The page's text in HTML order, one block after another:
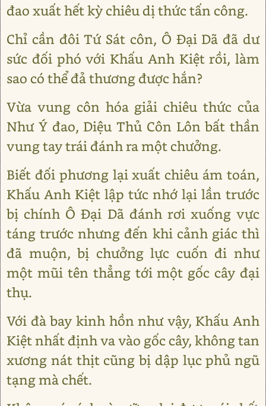
đao xuất hết kỳ chiêu dị thức tấn công.
Chỉ cần đôi Tứ Sát côn, Ô Đại Dã đã dư
sức đối phó với Khấu Anh Kiệt rồi, làm
sao có thể đả thương được hắn?
Vừa vung côn hóa giải chiêu thức của
Như Ý đao, Diệu Thủ Côn Lôn bất thần
vung tay trái đánh ra một chưởng.
Biết đối phương lại xuất chiêu ám toán,
Khấu Anh Kiệt lập tức nhớ lại lần trước
bị chính Ô Đại Dã đánh rơi xuống vực
táng trước nhưng đến khi cảnh giác thì
đã muộn, bị chưởng lực cuốn đi như
một mũi tên thẳng tới một gốc cây đại
thụ.
Với đà bay kinh hồn như vậy, Khấu Anh
Kiệt nhất định va vào gốc cây, không tan
xương nát thịt cũng bị dập lục phủ ngũ
tạng mà chết.